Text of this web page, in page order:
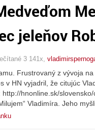
jeleňov
3 141x,
Frustrovaný z vývoja
v HN vyjadril, že citujúc
http://hnonline.sk/
Vladimíra. Jeho